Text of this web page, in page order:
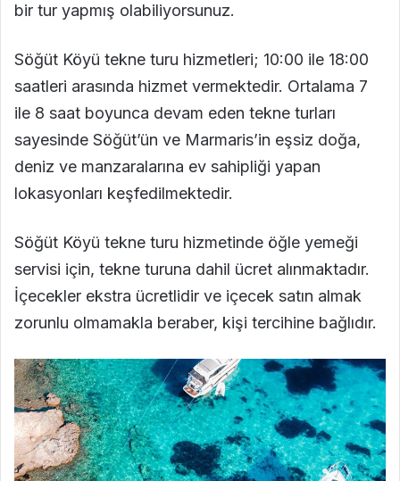
bir tur yapmış olabiliyorsunuz.
Söğüt Köyü tekne turu hizmetleri; 10:00 ile 18:00
saatleri arasında hizmet vermektedir. Ortalama 7
ile 8 saat boyunca devam eden tekne turları
sayesinde Söğüt’ün ve Marmaris’in eşsiz doğa,
deniz ve manzaralarına ev sahipliği yapan
lokasyonları keşfedilmektedir.
Söğüt Köyü tekne turu hizmetinde öğle yemeği
servisi için, tekne turuna dahil ücret alınmaktadır.
İçecekler ekstra ücretlidir ve içecek satın almak
zorunlu olmamakla beraber, kişi tercihine bağlıdır.